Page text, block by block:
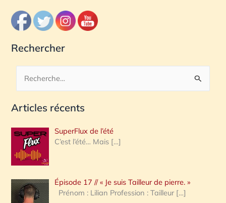
Rechercher
c
e
r
c
h
e
Articles récents
SuperFlux de l’été
C’est l’été… Mais […]
Épisode 17 // « Je suis Tailleur de pierre. »
Prénom : Lilian Profession : Tailleur […]